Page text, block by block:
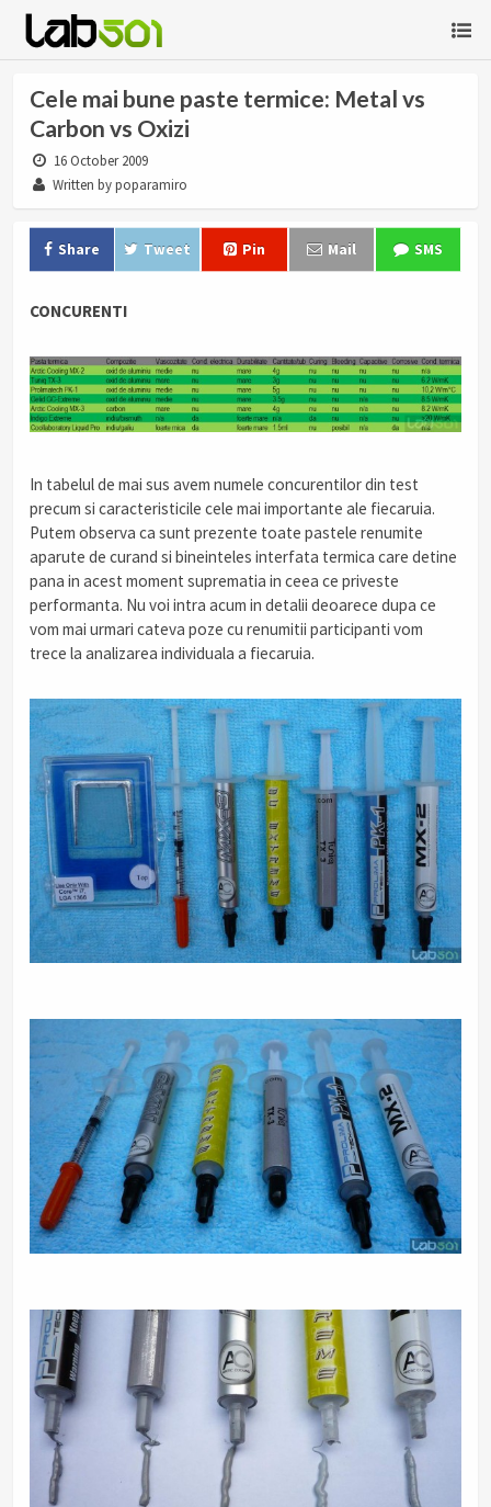
Cele mai bune paste termice: Metal vs
Carbon vs Oxizi
16 October 2009
Written by poparamiro
Share Tweet Pin Mail SMS
CONCURENTI
In tabelul de mai sus avem numele concurentilor din test
precum si caracteristicile cele mai importante ale fiecaruia.
Putem observa ca sunt prezente toate pastele renumite
aparute de curand si bineinteles interfata termica care detine
pana in acest moment suprematia in ceea ce priveste
performanta. Nu voi intra acum in detalii deoarece dupa ce
vom mai urmari cateva poze cu renumitii participanti vom
trece la analizarea individuala a fiecaruia.